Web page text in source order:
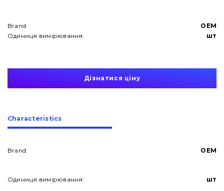
Brand:
OEM
Одиниця вимірювання:
шт
Дізнатися ціну
Сharacteristics
Brand: OEM
Одиниця вимірювання: шт